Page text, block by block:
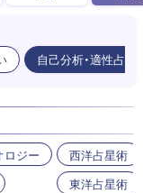
自己分析・適性占い
ロジー
西洋占星術
東洋占星術